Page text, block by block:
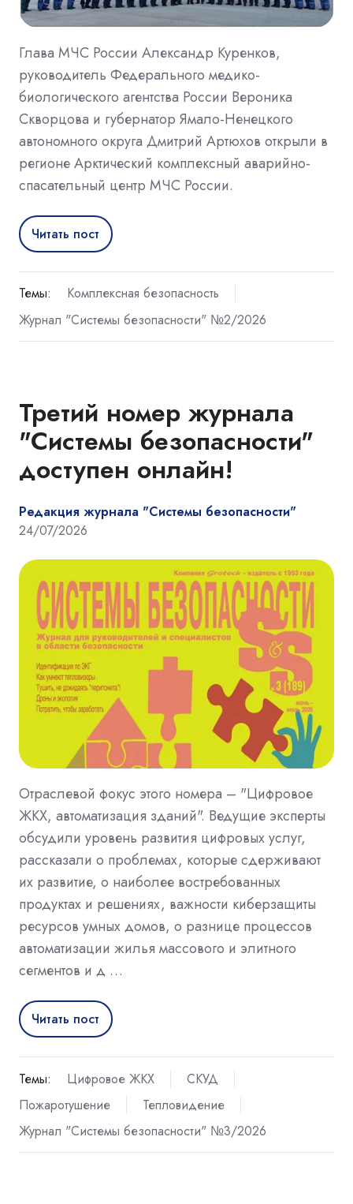
Глава МЧС России Александр Куренков,
руководитель Федерального медико-
биологического агентства России Вероника
Скворцова и губернатор Ямало-Ненецкого
автономного округа Дмитрий Артюхов открыли в
регионе Арктический комплексный аварийно-
спасательный центр МЧС России.
Читать пост
Темы:
Комплексная безопасность
Журнал "Системы безопасности" №2/2026
Третий номер журнала
"Системы безопасности"
доступен онлайн!
Редакция журнала "Системы безопасности"
24/07/2026
Отраслевой фокус этого номера – "Цифровое
ЖКХ, автоматизация зданий". Ведущие эксперты
обсудили уровень развития цифровых услуг,
рассказали о проблемах, которые сдерживают
их развитие, о наиболее востребованных
продуктах и решениях, важности киберзащиты
ресурсов умных домов, о разнице процессов
автоматизации жилья массового и элитного
сегментов и д …
Читать пост
Темы: Цифровое ЖКХ
СКУД
Пожаротушение
Тепловидение
Журнал "Системы безопасности" №3/2026